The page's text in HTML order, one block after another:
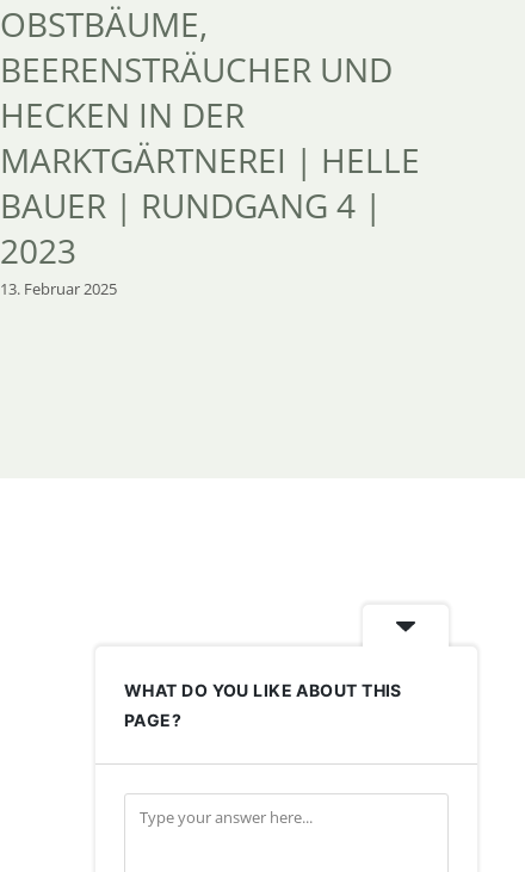
OBSTBÄUME,
BEERENSTRÄUCHER UND
HECKEN IN DER
MARKTGÄRTNEREI | HELLE
BAUER | RUNDGANG 4 |
2023
13. Februar 2025
Impressum
Datenschutz
WHAT DO YOU LIKE ABOUT THIS
PAGE?